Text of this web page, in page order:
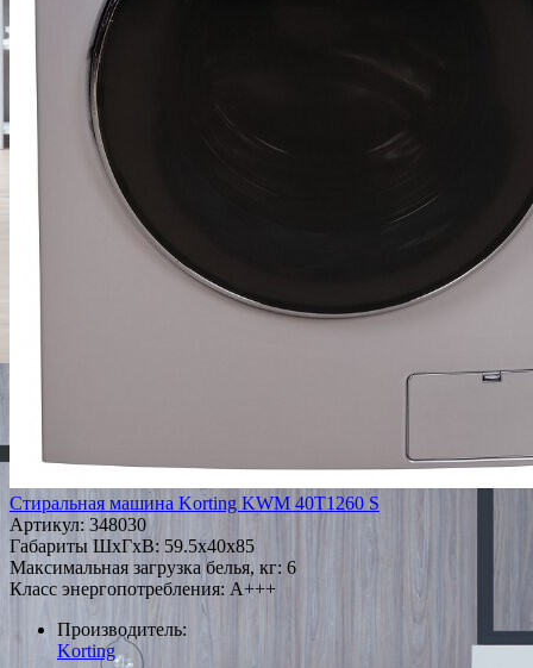
Стиральная машина Korting KWM 40T1260 S
Артикул: 348030
Габариты ШxГxВ: 59.5x40x85
Максимальная загрузка белья, кг: 6
Класс энергопотребления: A+++
Производитель:
Korting